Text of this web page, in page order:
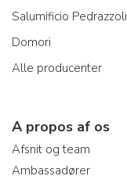
Salumificio Pedrazzoli
Domori
Alle producenter
A propos af os
Afsnit og team
Ambassadører